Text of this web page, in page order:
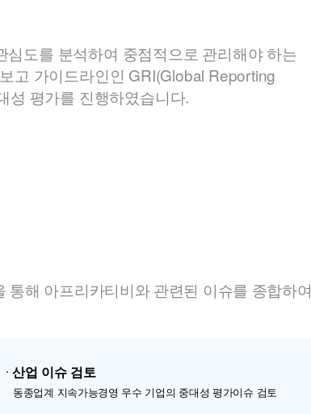
도를 분석하여 중점적으로 관리해야 하는
고 가이드라인인 GRI(Global Reporting
성 평가를 진행하였습니다.
해 아프리카티비와 관련된 이슈를 종합하여
산업 이슈 검토
동종업계 지속가능경영 우수 기업의 중대성 평가이슈 검토